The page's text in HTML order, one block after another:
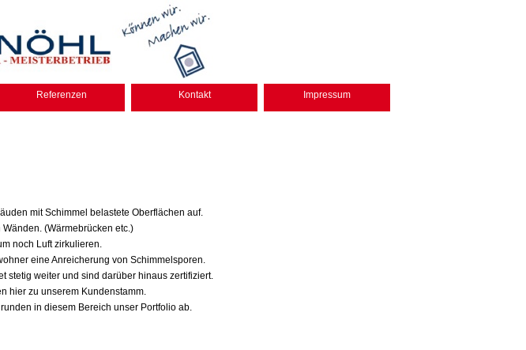
Referenzen Kontakt Impressum
mit Schimmel belastete Oberflächen auf.
(Wärmebrücken etc.)
noch Luft zirkulieren.
eine Anreicherung von Schimmelsporen.
stetig weiter und sind darüber hinaus zertifiziert.
hier zu unserem Kundenstamm.
in diesem Bereich unser Portfolio ab.